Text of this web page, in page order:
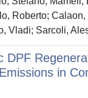
Roberto;
Vladi; Sarcoli,
DPF
in